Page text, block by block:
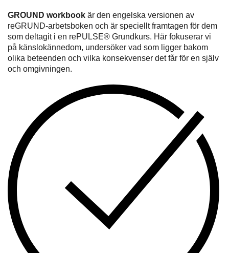
GROUND workbook är den engelska versionen av
reGRUND-arbetsboken och är speciellt framtagen för dem
som deltagit i en rePULSE® Grundkurs. Här fokuserar vi
på känslokännedom, undersöker vad som ligger bakom
olika beteenden och vilka konsekvenser det får för en själv
och omgivningen.